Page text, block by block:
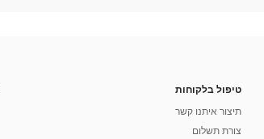
טיפול בלקוחות
תיצור איתנו קשר
צורת תשלום